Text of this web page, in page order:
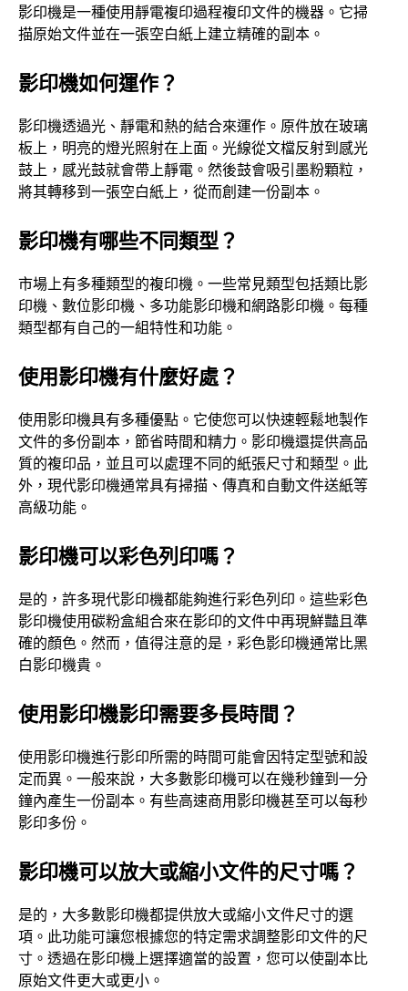
影印機是一種使用靜電複印過程複印文件的機器。它掃
描原始文件並在一張空白紙上建立精確的副本。
影印機如何運作？
影印機透過光、靜電和熱的結合來運作。原件放在玻璃
板上，明亮的燈光照射在上面。光線從文檔反射到感光
鼓上，感光鼓就會帶上靜電。然後鼓會吸引墨粉顆粒，
將其轉移到一張空白紙上，從而創建一份副本。
影印機有哪些不同類型？
市場上有多種類型的複印機。一些常見類型包括類比影
印機、數位影印機、多功能影印機和網路影印機。每種
類型都有自己的一組特性和功能。
使用影印機有什麼好處？
使用影印機具有多種優點。它使您可以快速輕鬆地製作
文件的多份副本，節省時間和精力。影印機還提供高品
質的複印品，並且可以處理不同的紙張尺寸和類型。此
外，現代影印機通常具有掃描、傳真和自動文件送紙等
高級功能。
影印機可以彩色列印嗎？
是的，許多現代影印機都能夠進行彩色列印。這些彩色
影印機使用碳粉盒組合來在影印的文件中再現鮮豔且準
確的顏色。然而，值得注意的是，彩色影印機通常比黑
白影印機貴。
使用影印機影印需要多長時間？
使用影印機進行影印所需的時間可能會因特定型號和設
定而異。一般來說，大多數影印機可以在幾秒鐘到一分
鐘內產生一份副本。有些高速商用影印機甚至可以每秒
影印多份。
影印機可以放大或縮小文件的尺寸嗎？
是的，大多數影印機都提供放大或縮小文件尺寸的選
項。此功能可讓您根據您的特定需求調整影印文件的尺
寸。透過在影印機上選擇適當的設置，您可以使副本比
原始文件更大或更小。